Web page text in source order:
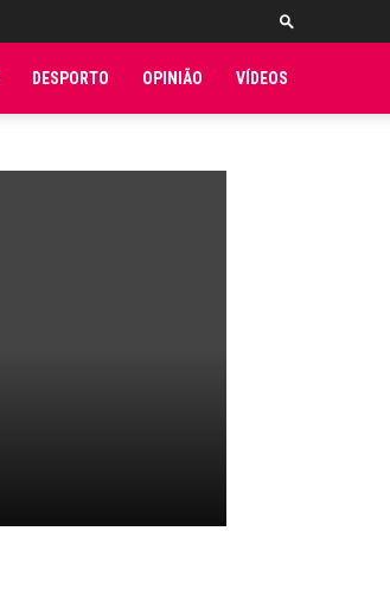
DESPORTO OPINIÃO VÍDEOS